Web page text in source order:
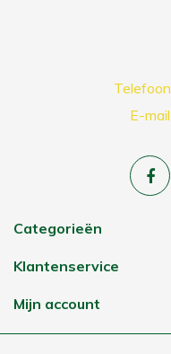
Telefoon
E-mail
Categorieën
Klantenservice
Mijn account